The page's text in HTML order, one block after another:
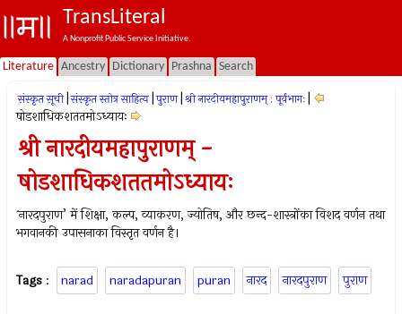
TransLiteral
A Nonprofit Public Service Initiative.
Literature Ancestry Dictionary Prashna Search
संस्कृत सूची संस्कृत स्तोत्र साहित्य पुराण श्री नारदीयमहापुराणम् : पूर्वभागः
षोडशाधिकशततमोऽध्यायः
श्री नारदीयमहापुराणम् -
षोडशाधिकशततमोऽध्यायः
`नारदपुराण’ में शिक्षा, कल्प, व्याकरण, ज्योतिष, और छन्द-शास्त्रोंका विशद वर्णन तथा
भगवानकी उपासनाका विस्तृत वर्णन है।
Tags : narad naradapuran puran नारद नारदपुराण पुराण